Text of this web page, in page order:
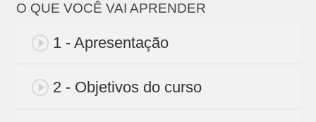
O QUE VOCÊ VAI APRENDER
1 - Apresentação
2 - Objetivos do curso